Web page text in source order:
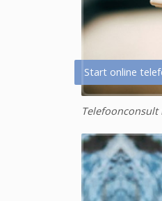
Start online
Telefoonconsult